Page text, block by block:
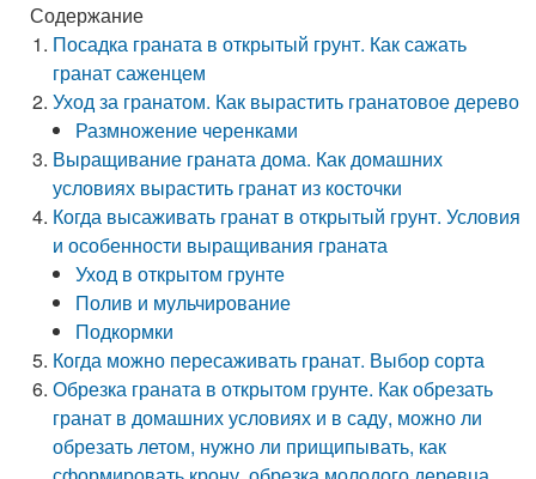
Содержание
Посадка граната в открытый грунт. Как сажать
гранат саженцем
Уход за гранатом. Как вырастить гранатовое дерево
Размножение черенками
Выращивание граната дома. Как домашних
условиях вырастить гранат из косточки
Когда высаживать гранат в открытый грунт. Условия
и особенности выращивания граната
Уход в открытом грунте
Полив и мульчирование
Подкормки
Когда можно пересаживать гранат. Выбор сорта
Обрезка граната в открытом грунте. Как обрезать
гранат в домашних условиях и в саду, можно ли
обрезать летом, нужно ли прищипывать, как